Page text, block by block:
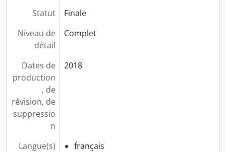
Statut
Finale
Niveau de
détail
Complet
Dates de
production
, de
révision, de
suppressio
n
2018
Langue(s)
français